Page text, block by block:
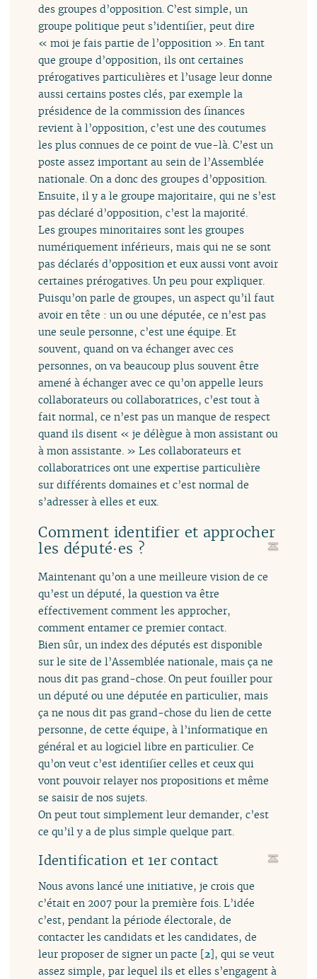
des groupes d’opposition. C’est simple, un
groupe politique peut s’identifier, peut dire
« moi je fais partie de l’opposition ». En tant
que groupe d’opposition, ils ont certaines
prérogatives particulières et l’usage leur donne
aussi certains postes clés, par exemple la
présidence de la commission des finances
revient à l’opposition, c’est une des coutumes
les plus connues de ce point de vue-là. C’est un
poste assez important au sein de l’Assemblée
nationale. On a donc des groupes d’opposition.
Ensuite, il y a le groupe majoritaire, qui ne s’est
pas déclaré d’opposition, c’est la majorité.
Les groupes minoritaires sont les groupes
numériquement inférieurs, mais qui ne se sont
pas déclarés d’opposition et eux aussi vont avoir
certaines prérogatives. Un peu pour expliquer.
Puisqu’on parle de groupes, un aspect qu’il faut
avoir en tête : un ou une députée, ce n’est pas
une seule personne, c’est une équipe. Et
souvent, quand on va échanger avec ces
personnes, on va beaucoup plus souvent être
amené à échanger avec ce qu’on appelle leurs
collaborateurs ou collaboratrices, c’est tout à
fait normal, ce n’est pas un manque de respect
quand ils disent « je délègue à mon assistant ou
à mon assistante. » Les collaborateurs et
collaboratrices ont une expertise particulière
sur différents domaines et c’est normal de
s’adresser à elles et eux.
Comment identifier et approcher
les député·es ?
Maintenant qu’on a une meilleure vision de ce
qu’est un député, la question va être
effectivement comment les approcher,
comment entamer ce premier contact.
Bien sûr, un index des députés est disponible
sur le site de l’Assemblée nationale, mais ça ne
nous dit pas grand-chose. On peut fouiller pour
un député ou une députée en particulier, mais
ça ne nous dit pas grand-chose du lien de cette
personne, de cette équipe, à l’informatique en
général et au logiciel libre en particulier. Ce
qu’on veut c’est identifier celles et ceux qui
vont pouvoir relayer nos propositions et même
se saisir de nos sujets.
On peut tout simplement leur demander, c’est
ce qu’il y a de plus simple quelque part.
Identification et 1er contact
Nous avons lancé une initiative, je crois que
c’était en 2007 pour la première fois. L’idée
c’est, pendant la période électorale, de
contacter les candidats et les candidates, de
leur proposer de signer un pacte [2], qui se veut
assez simple, par lequel ils et elles s’engagent à